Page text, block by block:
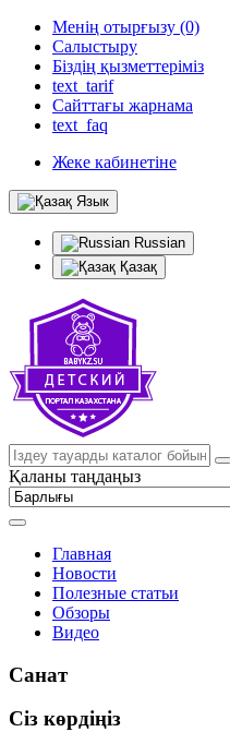
Менің отырғызу (0)
Салыстыру
Біздің қызметтеріміз
text_tarif
Сайттағы жарнама
text_faq
Жеке кабинетіне
Язык
Russian
Қазақ
Қаланы таңдаңыз
Главная
Новости
Полезные статьи
Обзоры
Видео
Санат
Сіз көрдіңіз